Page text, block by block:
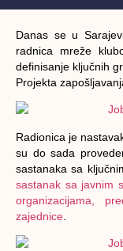
Danas se u
radnica mreže
definisanje ključnih
Projekta
Radionica je
su do sada
sastanaka sa
sastanak sa javnim
organizacijama,
zajednice